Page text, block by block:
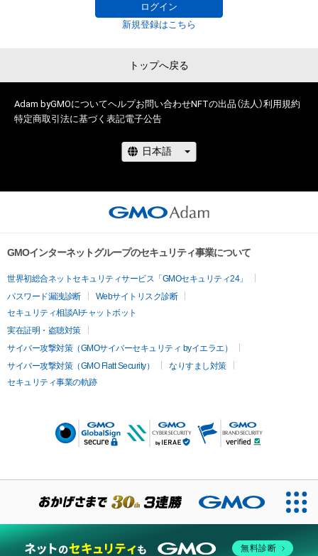
ログイン
新規登録はこちら
トップへ戻る
Adam byGMOについてヘルプお問い合わせNFTの出品（法人）利用規約
特定商取引法に基づく表記電子公告
GMOインターネットグループのセキュリティ事業について
世界初総合ネットセキュリティサービス「GMOセキュリティ24」
パスワード漏洩診断
Webサイトリスク診断
セキュリティ相談AIチャットボット
実在証明・盗聴対策
サイバー攻撃対策（GMOサイバーセキュリティ byイエラエ）
サイバー攻撃対策（GMO Flatt Security）
なりすまし対策
セキュリティ事業の軌跡
無料診断